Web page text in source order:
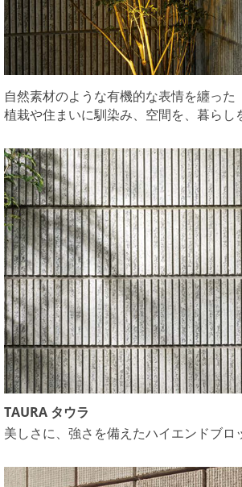
自然素材のような有機的な表情を纏った
植栽や住まいに馴染み、空間を、暮らし
TAURA タウラ
美しさに、強さを備えたハイエンドブロ